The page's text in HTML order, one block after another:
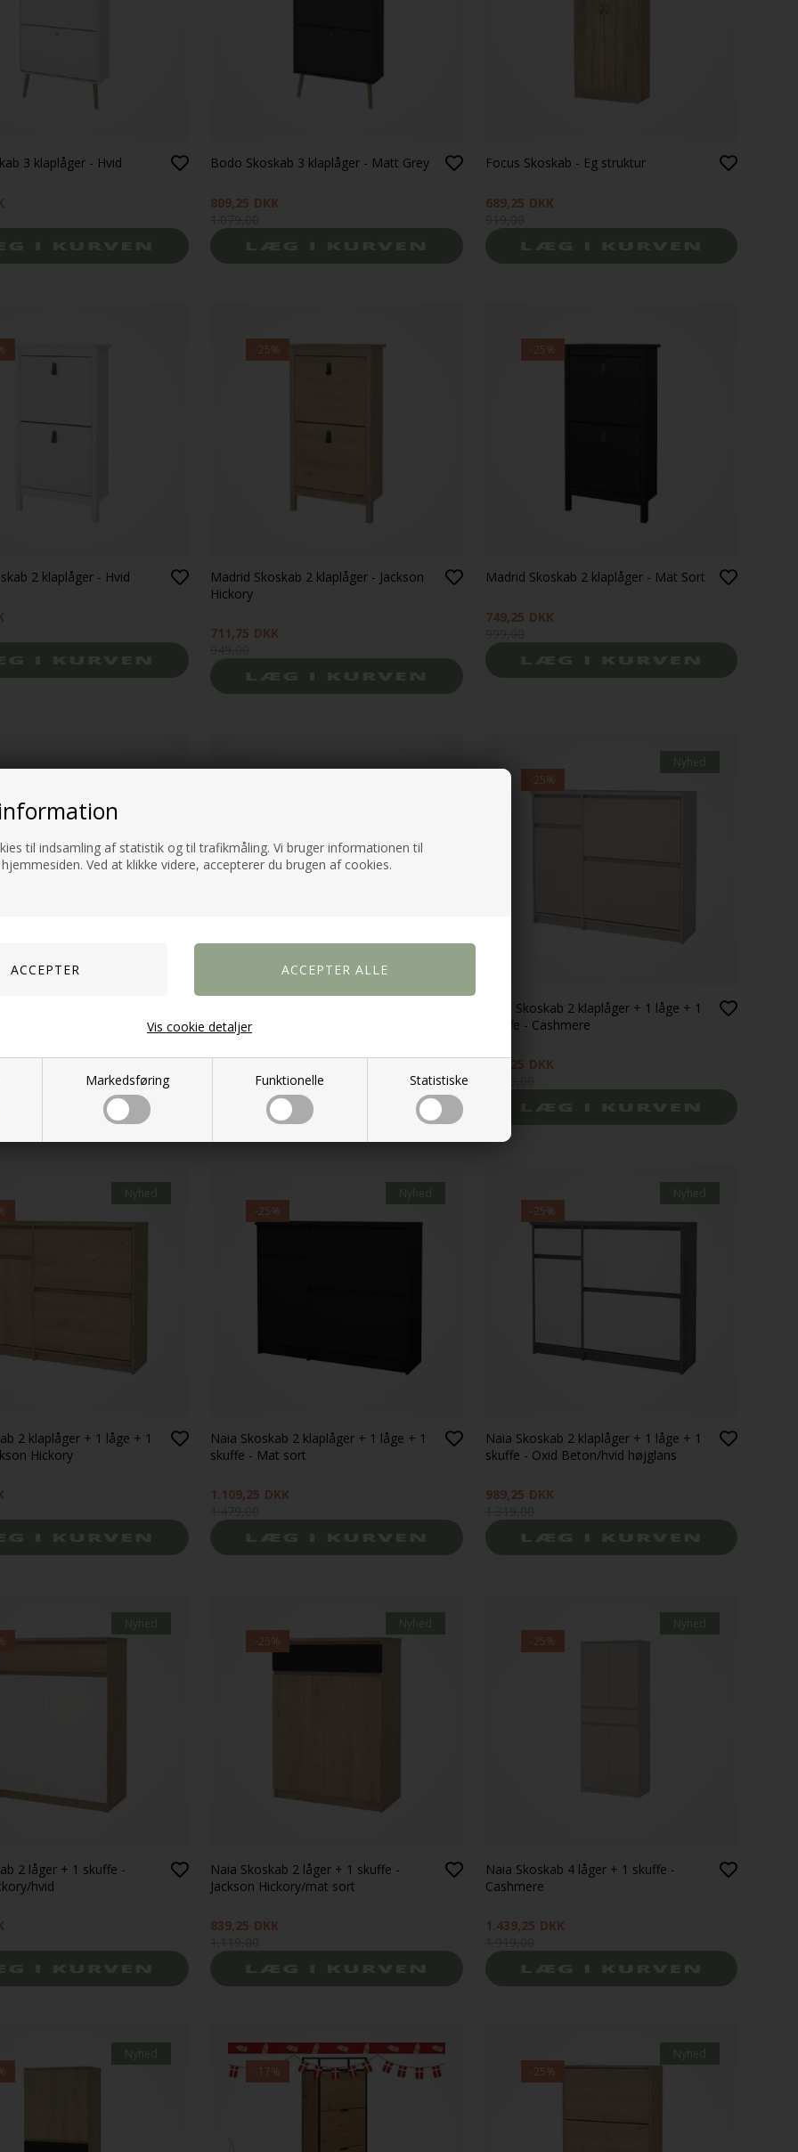
til indsamling af statistik og til trafikmåling. Vi bruger informationen til
Ved at klikke videre, accepterer du brugen af cookies.
Markedsføring Funktionelle Statistiske
Vis cookie detaljer
3 klaplåger - Hvid Bodo Skoskab 3 klaplåger - Matt Grey
809,25 DKK
Focus Skoskab - Eg struktur
689,25 DKK
2 klaplåger - Hvid
-25%
Madrid Skoskab 2 klaplåger - Jackson
Hickory
711,75 DKK
-25%
Madrid Skoskab 2 klaplåger - Mat Sort
749,25 DKK
-25%
Naia Skoskab 2 klaplåger + 1 låge + 1
skuffe - Cashmere
944,25 DKK
2 klaplåger + 1 låge + 1
Hickory
-25%
Naia Skoskab 2 klaplåger + 1 låge + 1
skuffe - Mat sort
1.109,25 DKK
-25%
Naia Skoskab 2 klaplåger + 1 låge + 1
skuffe - Oxid Beton/hvid højglans
989,25 DKK
2 låger + 1 skuffe -
hvid
-25%
Naia Skoskab 2 låger + 1 skuffe -
Jackson Hickory/mat sort
839,25 DKK
-25%
Naia Skoskab 4 låger + 1 skuffe -
Cashmere
1.439,25 DKK
-17%
-25%